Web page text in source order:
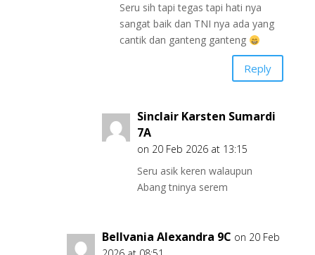
Seru sih tapi tegas tapi hati nya
sangat baik dan TNI nya ada yang
cantik dan ganteng ganteng
Reply
Sinclair Karsten Sumardi
7A
on 20 Feb 2026 at 13:15
Seru asik keren walaupun
Abang tninya serem
Bellvania Alexandra 9C on 20 Feb